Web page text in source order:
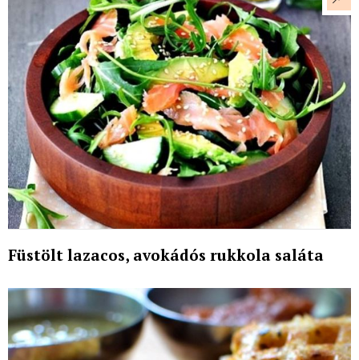
Füstölt lazacos, avokádós rukkola saláta